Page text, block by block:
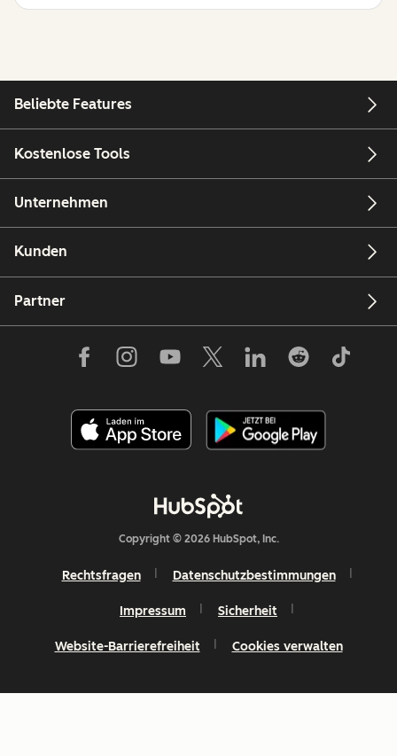
Beliebte Features
Kostenlose Tools
Unternehmen
Kunden
Partner
Copyright © 2026 HubSpot, Inc.
Rechtsfragen Datenschutzbestimmungen
Impressum Sicherheit
Website-Barrierefreiheit Cookies verwalten